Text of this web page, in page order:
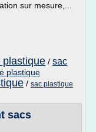
sur mesure,...
plastique / sac
plastique
/ sac plastique
sacs